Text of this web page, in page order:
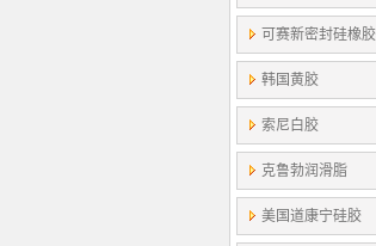
可赛新密封硅橡胶
韩国黄胶
索尼白胶
克鲁勃润滑脂
美国道康宁硅胶